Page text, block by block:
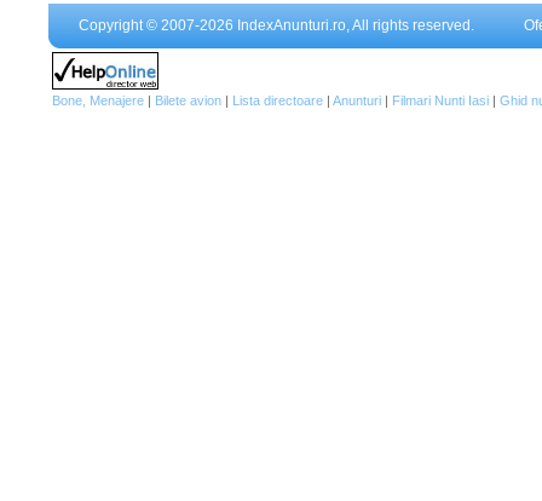
Copyright © 2007-2026 IndexAnunturi.ro, All rights reserved.
Bone, Menajere | Bilete avion | Lista directoare | Anunturi | Filmari Nunti Iasi | Ghid